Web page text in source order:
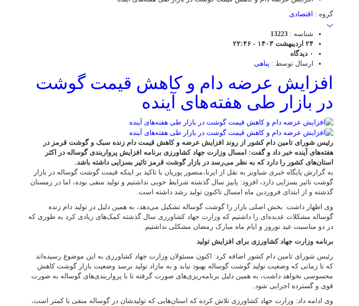
گروه :
اقتصادی
پ
شناسه : 13223
۲۴ اردیبهشت ۱۴۰۳ - ۲۲:۴۶
۰ دیدگاه
ارسال توسط : پناهی
افزایش عرضه دام و کاهش قیمت گوشت
در بازار طی هفته‌های آینده
رئیس شورای تامین دام کشور از روند افزایش عرضه و کاهش قیمت دام زنده سبک و گوشت قرمز در
هفته‌های آینده خبر داد و گفت: امسال وزارت جهاد کشاورزی برنامه افزایش پرواربندی گوساله در اکثر
استان‌های کشور را دارد که به نظر می‌رسد در بازار گوشت قرمز تاثیر بسزایی داشته باشد.
به گزارش پایگاه خبری شباویز به نقل از ایرنا،منصور پوریان با تاکید بر اینکه قیمت گوشت گوساله در بازار
گوشت تاثیر بسزایی دارد، افزود: پاییز سال گذشته شرایط خوبی نداشتیم و تولید منفی بوده، اما در زمستان
گذشته و از ابتدای فروردین ماه امسال تاکنون تولید رشد داشته است.
وی اظهار داشت: بخش اصلی بازار را گوشت گوساله تشکیل می‌دهد، به همین دلیل در تولید دام زنده
گوساله مشکلات عدیده‌ای را داشتیم که وزارت جهاد کشاورزی سال گذشته کمک‌های زیادی کرد به طوری که
در دو مناسبت عید نوروز و ایام ماه مبارک رمضان مشکلی نداشتیم.
برنامه وزارت جهاد کشاورزی برای افزایش تولید
رئیس شورای تامین دام کشور اضافه کرد: اکنون مسئولان وزارت جهاد کشاورزی به این موضوع رسیده‌اند
که تا زمانی که وضعیت تولید گوشت گوساله بهبود نیابد و به مازاد تولید نرسد وضعیت بازار گوشت کاهش
محسوسی نخواهد داشت، به همین دلیل برنامه‌ریزی‌های صورت گرفته تا با پرواربندی‌های گوساله به صورت
قوی و گسترده اجرایی شود.
وی ادامه داد: وزارت جهاد کشاورزی تلاش کرده که استان‌هایی که تولیدشان در گوساله منفی یا کمتر است،